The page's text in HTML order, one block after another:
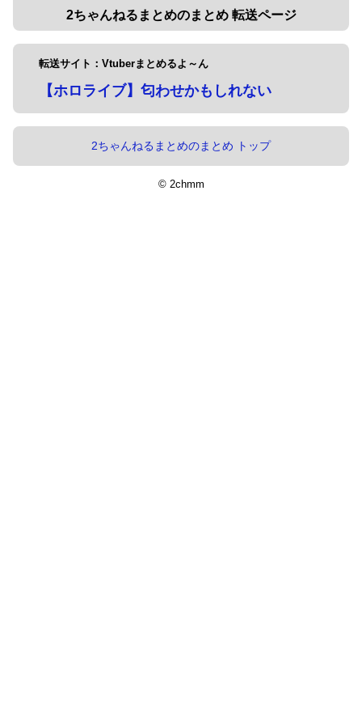
2ちゃんねるまとめのまとめ 転送ページ
転送サイト：Vtuberまとめるよ～ん
【ホロライブ】匂わせかもしれない
2ちゃんねるまとめのまとめ トップ
© 2chmm